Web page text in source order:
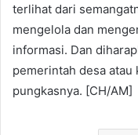
terlihat dari
mengelola dan
informasi. Dan
pemerintah desa atau
pungkasnya. [CH/AM]